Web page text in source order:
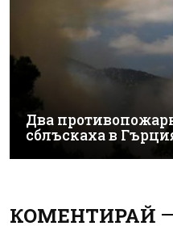
Два
сблъскаха в
КОМЕНТИРАЙ